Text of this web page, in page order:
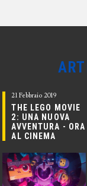
21 Febbraio 2019
THE LEGO MOVIE
2: UNA NUOVA
AVVENTURA - ORA
AL CINEMA